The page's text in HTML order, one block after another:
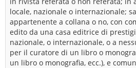
locale, nazionale o internazionale;
appartenente a collana o no, con
edito da una casa editrice di
nazionale, o internazionale, o a
per il curatore di un libro o
un libro o monografia, ecc.), e